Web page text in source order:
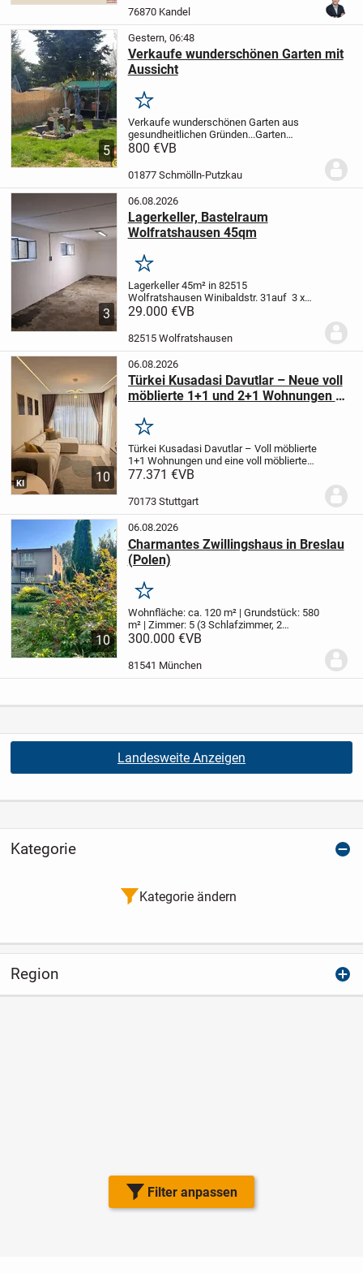
Filter anpassen
1995 in ruhiger Wohnlage von
76870 Kandel
5
Gestern, 06:48
Verkaufe wunderschönen Garten mit
Aussicht
Merken
Verkaufe wunderschönen Garten aus
gesundheitlichen Gründen...Garten
befindet sich unterhalb vom Steinbruch in
Anbaupflichten..!!..und man ist schnell im
800 €VB
01877 Schmölln-Putzkau
3
06.08.2026
Lagerkeller, Bastelraum
Wolfratshausen 45qm
Merken
Lagerkeller 45m² in 82515
Wolfratshausen Winibaldstr. 31auf 3 x
15m bietet sich viel Stellwand für
Zähler Der Raum hat 2 Fenster, Zufahrt
29.000 €VB
82515 Wolfratshausen
10
KI
06.08.2026
Türkei Kusadasi Davutlar – Neue voll
möblierte 1+1 und 2+1 Wohnungen zu
Merken
Türkei Kusadasi Davutlar – Voll möblierte
1+1 Wohnungen und eine voll möblierte
2+1 WohnungUnsere Wohnungen sind
der Nähe von Supermärkten, dem
Gesundheitszent...
77.371 €VB
70173 Stuttgart
10
06.08.2026
Charmantes Zwillingshaus in Breslau
(Polen)
Merken
Wohnfläche: ca. 120 m² | Grundstück: 580
m² | Zimmer: 5 (3 Schlafzimmer, 2
Wohnzimmer) | Baujahr: 1970er
(Doppelhaushälfte) aus den 1970er
Jahren bietet auf...
300.000 €VB
81541 München
Landesweite Anzeigen
Kategorie
Kategorie ändern
Region